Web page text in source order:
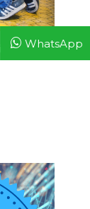
WhatsApp